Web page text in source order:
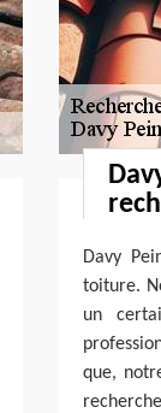
Davy
toiture.
un
que,